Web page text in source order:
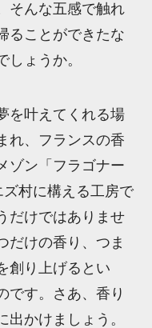
そんな五感で触れ
ることができたな
しょうか。
を叶えてくれる場
れ、フランスの香
ゾン「フラゴナー
村に構える工房で
だけではありませ
だけの香り、つま
創り上げるとい
です。さあ、香り
かけましょう。